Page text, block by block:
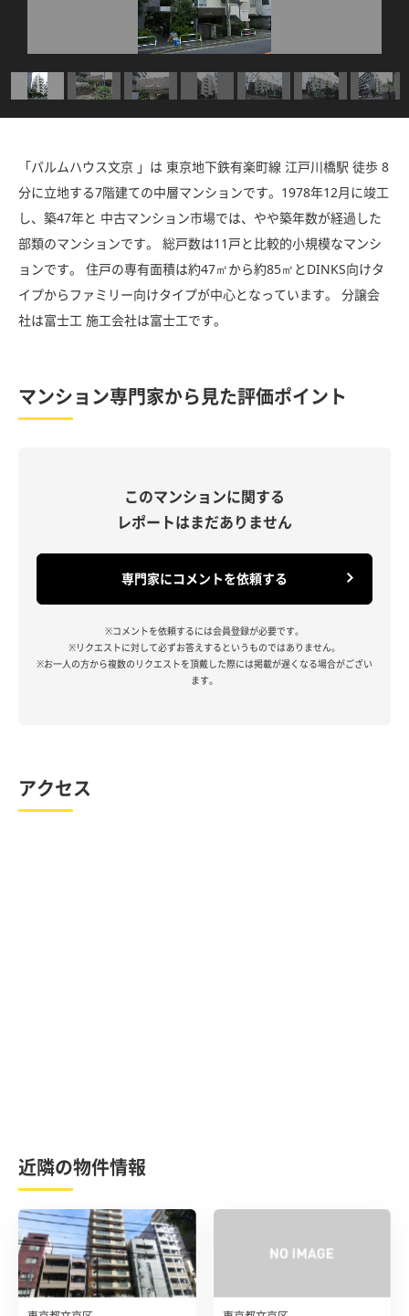
「パルムハウス文京 」は 東京地下鉄有楽町線 江戸川橋駅 徒歩 8
分に立地する7階建ての中層マンションです。1978年12月に竣工
し、築47年と 中古マンション市場では、やや築年数が経過した
部類のマンションです。 総戸数は11戸と比較的小規模なマンシ
ョンです。 住戸の専有面積は約47㎡から約85㎡とDINKS向けタ
イプからファミリー向けタイプが中心となっています。 分譲会
社は富士工 施工会社は富士工です。
マンション専門家から見た評価ポイント
このマンションに関する
レポートはまだありません
専門家にコメントを依頼する
※コメントを依頼するには会員登録が必要です。
※リクエストに対して必ずお答えするというものではありません。
※お一人の方から複数のリクエストを頂戴した際には掲載が遅くなる場合がござい
ます。
アクセス
近隣の物件情報